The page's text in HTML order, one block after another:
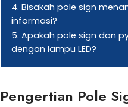
4. Bisakah pole sign
informasi?
5. Apakah pole sign dan
dengan lampu LED?
Pengertian Pole